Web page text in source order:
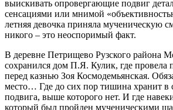
выискивать опровергающие подвиг
сенсациями или мнимой
летняя девочка приняла мученическую
никого – это неоспоримый факт.
В деревне Петрищево Рузского района
сохранился дом П.Я. Кулик, где
перед казнью Зоя Космодемьянская.
место… Где до сих пор тишина хранит в
подвига, выше которого нет. И где
который был пройден мученическими